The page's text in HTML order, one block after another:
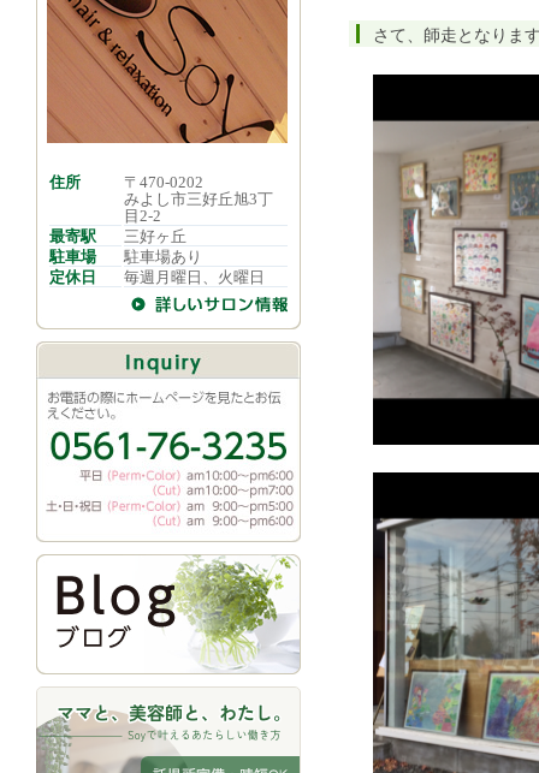
さて、師走となりま
住所
〒470-0202
みよし市三好丘旭3丁
目2-2
最寄駅
三好ヶ丘
駐車場
駐車場あり
定休日
毎週月曜日、火曜日